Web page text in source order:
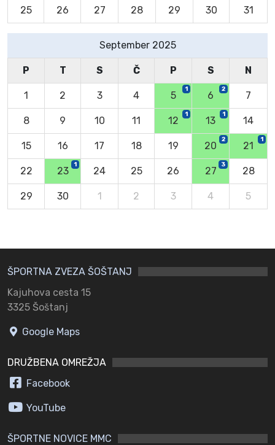
25 26 27 28 29 30 31
September 2025
P T S Č P S N
1 2 3 4 5
1
6
2
7
8 9 10 11 12
1
13
1
14
15 16 17 18 19 20
2
21
1
22 23
1
24 25 26 27
3
28
29 30 1 2 3 4 5
ŠPORTNA ZVEZA ŠOŠTANJ
Kajuhova cesta 15
3325 Šoštanj
Google Maps
DRUŽBENA OMREŽJA
Facebook
YouTube
ŠPORTNE NOVICE MMC